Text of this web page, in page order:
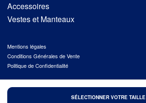
SÉLECTIONNER VOTRE TAILLE
Accessoires
Vestes et Manteaux
Mentions légales
Conditions Générales de Vente
Politique de Confidentialité
© 2026 HÉROÏNES, TOUS DROITS RÉSERVÉS
.